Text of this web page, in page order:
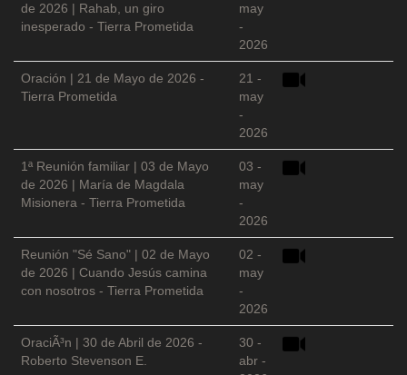
de 2026 | Rahab, un giro
inesperado - Tierra Prometida
may
-
2026
Oración | 21 de Mayo de 2026 -
Tierra Prometida
21 -
may
-
2026
1ª Reunión familiar | 03 de Mayo
de 2026 | María de Magdala
Misionera - Tierra Prometida
03 -
may
-
2026
Reunión "Sé Sano" | 02 de Mayo
de 2026 | Cuando Jesús camina
con nosotros - Tierra Prometida
02 -
may
-
2026
OraciÃ³n | 30 de Abril de 2026 -
Roberto Stevenson E.
30 -
abr -